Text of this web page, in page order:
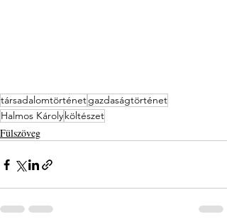
társadalomtörténetgazdaságtörténet
Halmos Károlyköltészet
Fülszöveg